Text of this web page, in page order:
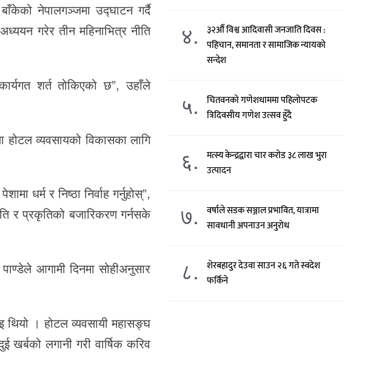
नेपालगञ्जमा उद्घाटन गर्दै
गरेर तीन महिनाभित्र नीति
शर्त तोकिएको छ”, उहाँले
होटल व्यवसायको विकासका लागि
धर्म र निष्ठा निर्वाह गर्नुहोस्”,
र प्रकृतिको बजारिकरण गर्नसके
आगामी दिनमा सोहीअनुसार
थियो । होटल व्यवसायी महासङ्घ
लगानी गरी वार्षिक करिव
४.
३२औँ विश्व आदिवासी जनजाति दिवस :
पहिचान, समानता र सामाजिक न्यायको
सन्देश
५.
चितवनको गणेशधाममा पहिलोपटक
त्रिदिवसीय गणेश उत्सव हुँदै
६.
मत्स्य केन्द्रद्वारा चार करोड ३८ लाख भुरा
उत्पादन
७.
वर्षाले सडक सञ्जाल प्रभावित, यात्रामा
सावधानी अपनाउन अनुरोध
८.
शेरबहादुर देउवा साउन २६ गते स्वदेश
फर्किने